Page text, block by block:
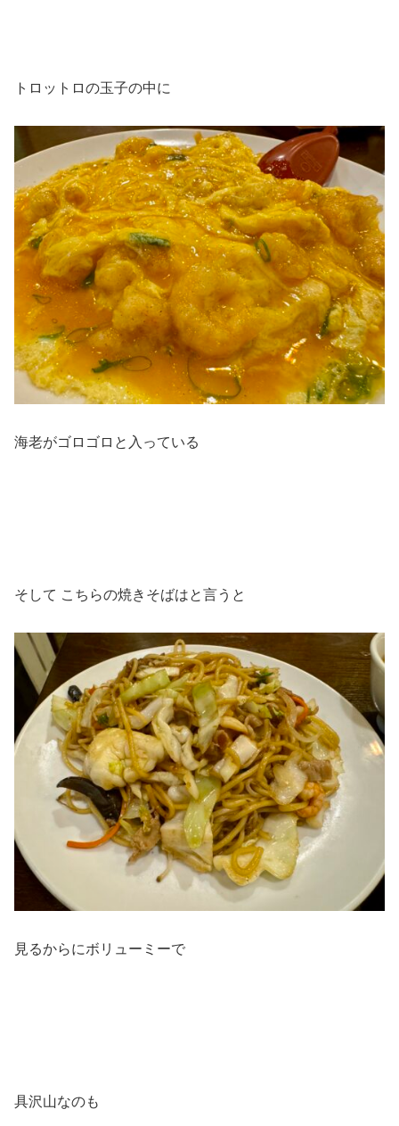
トロットロの玉子の中に
海老がゴロゴロと入っている
そして こちらの焼きそばはと言うと
見るからにボリューミーで
具沢山なのも